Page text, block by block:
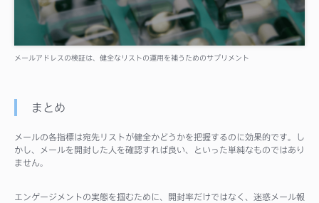
メールアドレスの検証は、健全なリストの運用を補うためのサプリメント
まとめ
メールの各指標は宛先リストが健全かどうかを把握するのに効果的です。し
かし、メールを開封した人を確認すれば良い、といった単純なものではあり
ません。
エンゲージメントの実態を掴むために、開封率だけではなく、迷惑メール報